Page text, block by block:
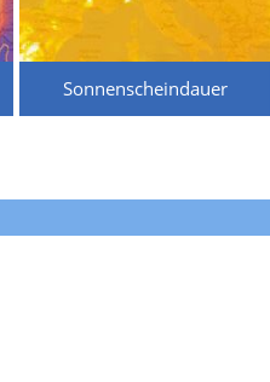
Sonnenscheindauer